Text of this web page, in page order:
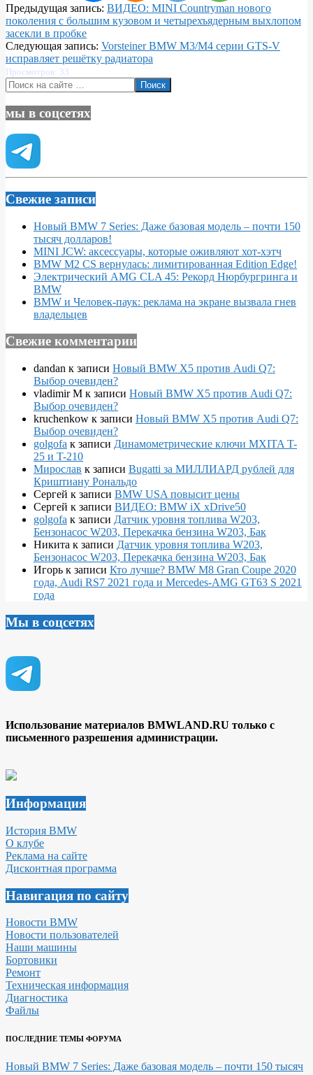
2023-
01-
19
Предыдущая запись: ВИДЕО: MINI Countryman нового
поколения с большим кузовом и четырехъядерным выхлопом
засекли в пробке
Следующая запись: Vorsteiner BMW M3/M4 серии GTS-V
исправляет решётку радиатора
Просмотров: 33
Поиск
мы в соцсетях
Свежие записи
Новый BMW 7 Series: Даже базовая модель – почти 150
тысяч долларов!
MINI JCW: аксессуары, которые оживляют хот-хэтч
BMW M2 CS вернулась: лимитированная Edition Edge!
Электрический AMG CLA 45: Рекорд Нюрбургринга и
BMW
BMW и Человек-паук: реклама на экране вызвала гнев
владельцев
Свежие комментарии
dandan к записи Новый BMW X5 против Audi Q7:
Выбор очевиден?
vladimir M к записи Новый BMW X5 против Audi Q7:
Выбор очевиден?
kruchenkow к записи Новый BMW X5 против Audi Q7:
Выбор очевиден?
golgofa к записи Динамометрические ключи MXITA T-
25 и T-210
Мирослав к записи Bugatti за МИЛЛИАРД рублей для
Криштиану Рональдо
Сергей к записи BMW USA повысит цены
Сергей к записи ВИДЕО: BMW iX xDrive50
golgofa к записи Датчик уровня топлива W203,
Бензонасос W203, Перекачка бензина W203, Бак
Никита к записи Датчик уровня топлива W203,
Бензонасос W203, Перекачка бензина W203, Бак
Игорь к записи Кто лучше? BMW M8 Gran Coupe 2020
года, Audi RS7 2021 года и Mercedes-AMG GT63 S 2021
года
Мы в соцсетях
Использование материалов BMWLAND.RU только с
письменного разрешения администрации.
Информация
История BMW
О клубе
Реклама на сайте
Дисконтная программа
Навигация по сайту
Новости BMW
Новости пользователей
Наши машины
Бортовики
Ремонт
Техническая информация
Диагностика
Файлы
ПОСЛЕДНИЕ ТЕМЫ ФОРУМА
Новый BMW 7 Series: Даже базовая модель – почти 150 тысяч